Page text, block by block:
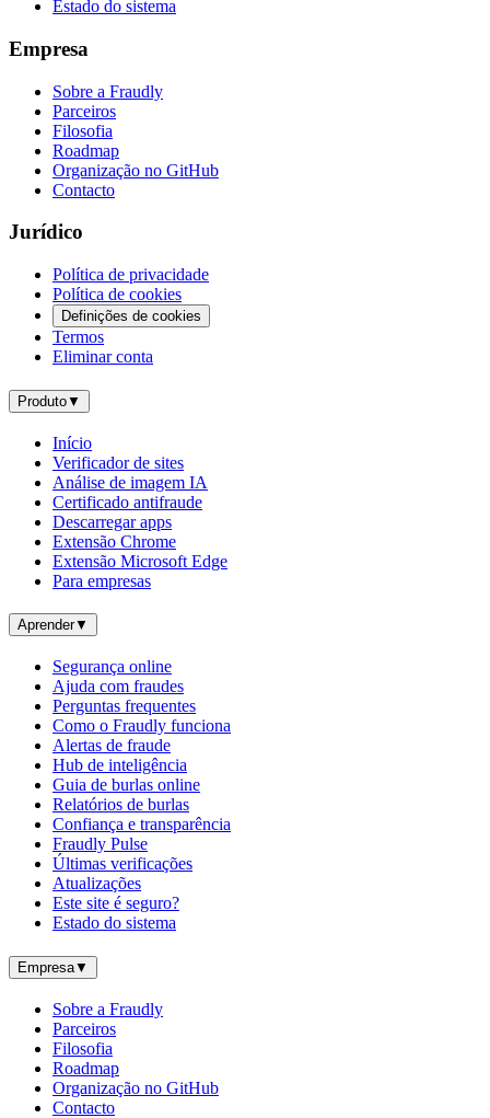
Estado do sistema
Empresa
Sobre a Fraudly
Parceiros
Filosofia
Roadmap
Organização no GitHub
Contacto
Jurídico
Política de privacidade
Política de cookies
Definições de cookies
Termos
Eliminar conta
Produto▼
Início
Verificador de sites
Análise de imagem IA
Certificado antifraude
Descarregar apps
Extensão Chrome
Extensão Microsoft Edge
Para empresas
Aprender▼
Segurança online
Ajuda com fraudes
Perguntas frequentes
Como o Fraudly funciona
Alertas de fraude
Hub de inteligência
Guia de burlas online
Relatórios de burlas
Confiança e transparência
Fraudly Pulse
Últimas verificações
Atualizações
Este site é seguro?
Estado do sistema
Empresa▼
Sobre a Fraudly
Parceiros
Filosofia
Roadmap
Organização no GitHub
Contacto